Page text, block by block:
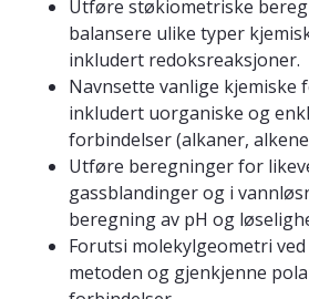
Utføre støkiometriske
balansere ulike typer
inkludert redoksreaksjoner.
Navnsette vanlige kjemiske
inkludert uorganiske og
forbindelser (alkaner,
Utføre beregninger for
gassblandinger og i
beregning av pH og
Forutsi molekylgeometri ved
metoden og gjenkjenne